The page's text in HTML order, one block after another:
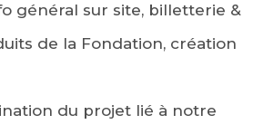
général sur site, billetterie &
de la Fondation, création
du projet lié à notre